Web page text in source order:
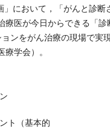
において，「がんと診
医が今日からできる「
ンをがん治療の現場で実
学会）。
ト（基本的